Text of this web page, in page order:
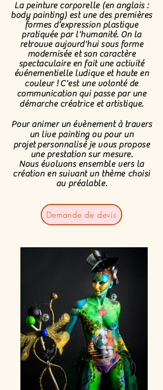
La peinture corporelle (en anglais :
body painting) est une des premières
formes d’expression plastique
pratiquée par l'humanité. On la
retrouve aujourd'hui sous forme
modernisée et son caractère
spectaculaire en fait une activité
événementielle ludique et haute en
couleur !C'est une volonté de
communication qui passe par une
démarche créatrice et artistique.
Pour animer un évènement à travers
un live painting ou pour un
projetpersonnalisé je vous propose
une prestation sur mesure.
Nous évoluons ensemble vers la
création en suivant un thème choisi
au préalable.
Demande de devis